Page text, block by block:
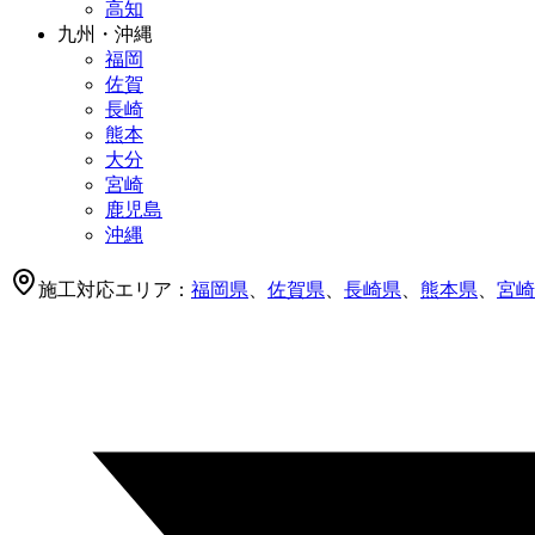
高知
九州・沖縄
福岡
佐賀
長崎
熊本
大分
宮崎
鹿児島
沖縄
施工対応エリア： 福岡県、 佐賀県、 長崎県、 熊本県、 宮